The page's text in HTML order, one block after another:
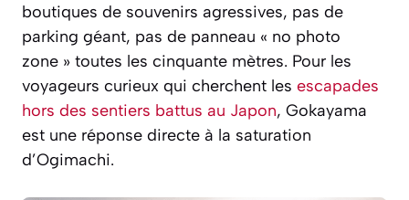
boutiques de souvenirs agressives, pas de
parking géant, pas de panneau « no photo
zone » toutes les cinquante mètres. Pour les
voyageurs curieux qui cherchent les escapades
hors des sentiers battus au Japon, Gokayama
est une réponse directe à la saturation
d’Ogimachi.